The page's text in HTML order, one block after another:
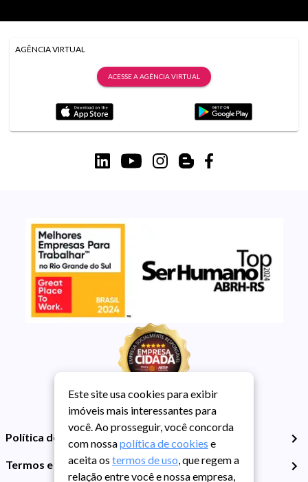
AGÊNCIA VIRTUAL
ACESSE A AGÊNCIA VIRTUAL
Política de Privacidade
Termos e Condições de Uso
Este site usa cookies para exibir
imóveis mais interessantes para
você. Ao prosseguir, você concorda
com nossapolítica de cookies e
aceita os termos de uso, que regem a
relação entre você e nossa empresa,